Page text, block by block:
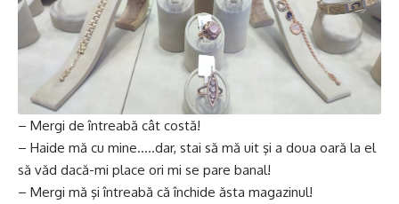
– Mergi de întreabă cât costă!
– Haide mă cu mine…..dar, stai să mă uit şi a doua oară la el
să văd dacă-mi place ori mi se pare banal!
– Mergi mă şi întreabă că închide ăsta magazinul!